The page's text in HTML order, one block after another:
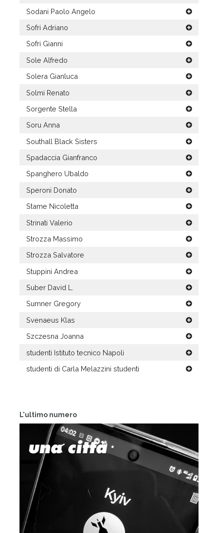
L'ultimo numero
Sodani Paolo Angelo
Sofri Adriano
Sofri Gianni
Sole Alfredo
Solera Gianluca
Solmi Renato
Sorgente Stella
Soru Anna
Southall Black Sisters
Spadaccia Gianfranco
Spanghero Ubaldo
Speroni Donato
Stame Nicoletta
Strinati Valerio
Strozza Massimo
Strozza Salvatore
Stuppini Andrea
Suber David L.
Sumner Gregory
Svenaeus Klas
Szczesna Joanna
studenti Istituto tecnico Napoli
studenti di Carla Melazzini studenti